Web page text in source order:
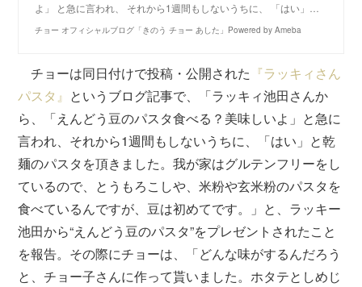
よ」 と急に言われ、 それから1週間もしないうちに、 「はい」…
チョー オフィシャルブログ「きのう チョー あした」Powered by Ameba
チョーは同日付けで投稿・公開された 『ラッキィさん
パスタ』 というブログ記事で、「ラッキィ池田さんか
ら、「えんどう豆のパスタ食べる？美味しいよ」と急に
言われ、それから1週間もしないうちに、「はい」と乾
麺のパスタを頂きました。我が家はグルテンフリーをし
ているので、とうもろこしや、米粉や玄米粉のパスタを
食べているんですが、豆は初めてです。」と、ラッキー
池田から“えんどう豆のパスタ”をプレゼントされたこと
を報告。その際にチョーは、「どんな味がするんだろう
と、チョー子さんに作って貰いました。ホタテとしめじ